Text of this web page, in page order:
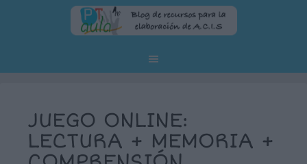
JUEGO ONLINE:
LECTURA + MEMORIA +